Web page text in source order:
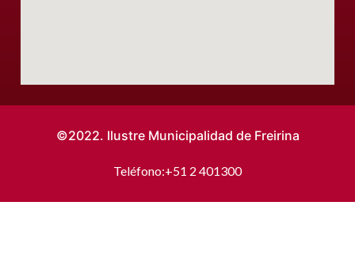
©2022. Ilustre Municipalidad de Freirina
Teléfono:+51 2 401300